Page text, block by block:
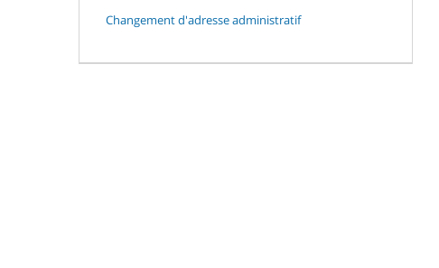
Changement d'adresse administratif